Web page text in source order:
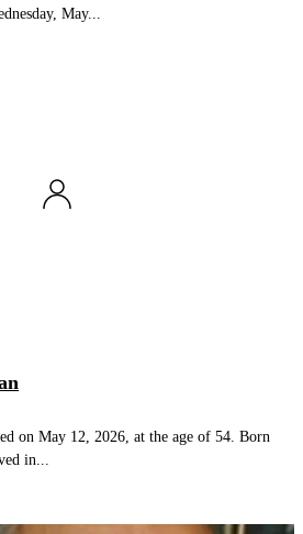
May...
on May 12, 2026, at the age of 54. Born
in...